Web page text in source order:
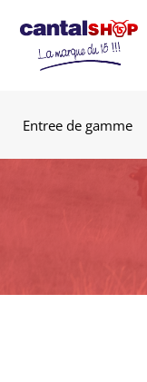
Entree de gamme